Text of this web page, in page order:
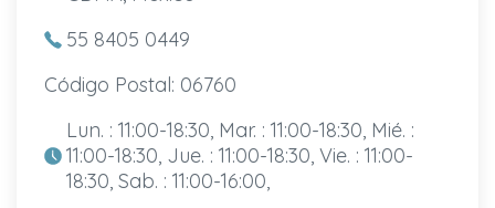
55 8405 0449
Código Postal: 06760
Lun. : 11:00-18:30, Mar. : 11:00-18:30, Mié. :
11:00-18:30, Jue. : 11:00-18:30, Vie. : 11:00-
18:30, Sab. : 11:00-16:00,